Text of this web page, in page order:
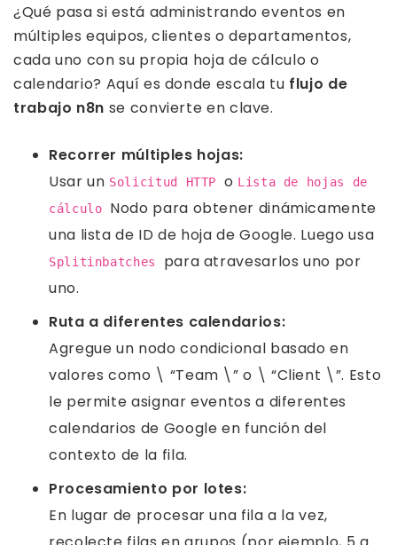
¿Qué pasa si está administrando eventos en
múltiples equipos, clientes o departamentos,
cada uno con su propia hoja de cálculo o
calendario? Aquí es donde escala tu flujo de
trabajo n8n se convierte en clave.
Recorrer múltiples hojas:
Usar un Solicitud HTTP o Lista de hojas de
cálculo Nodo para obtener dinámicamente
una lista de ID de hoja de Google. Luego usa
Splitinbatches para atravesarlos uno por
uno.
Ruta a diferentes calendarios:
Agregue un nodo condicional basado en
valores como \ “Team \” o \ “Client \”. Esto
le permite asignar eventos a diferentes
calendarios de Google en función del
contexto de la fila.
Procesamiento por lotes:
En lugar de procesar una fila a la vez,